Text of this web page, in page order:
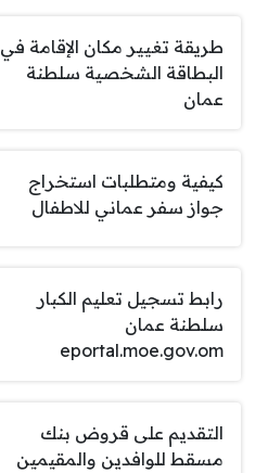
طريقة تغيير مكان الإقامة في
البطاقة الشخصية سلطنة
عمان
كيفية ومتطلبات استخراج
جواز سفر عماني للاطفال
رابط تسجيل تعليم الكبار
سلطنة عمان
eportal.moe.gov.om
التقديم على قروض بنك
مسقط للوافدين والمقيمين